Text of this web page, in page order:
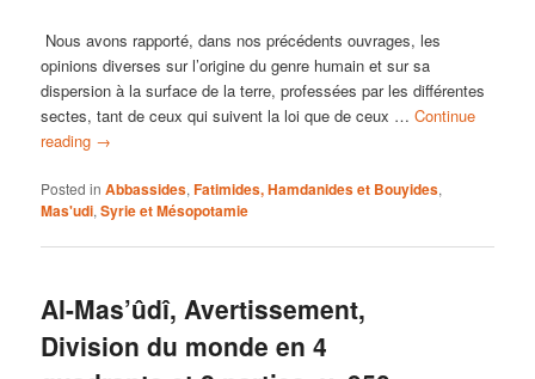
Nous avons rapporté, dans nos précédents ouvrages, les
opinions diverses sur l’origine du genre humain et sur sa
dispersion à la surface de la terre, professées par les différentes
sectes, tant de ceux qui suivent la loi que de ceux …Continue
reading →
Posted in Abbassides,Fatimides, Hamdanides et Bouyides,
Mas'udi,Syrie et Mésopotamie
Al-Mas’ûdî, Avertissement,
Division du monde en 4